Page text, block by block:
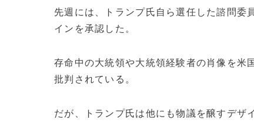
先週には、トランプ氏自ら選任した諮問委
インを承認した。
存命中の大統領や大統領経験者の肖像を米
批判されている。
だが、トランプ氏は他にも物議を醸すデザ